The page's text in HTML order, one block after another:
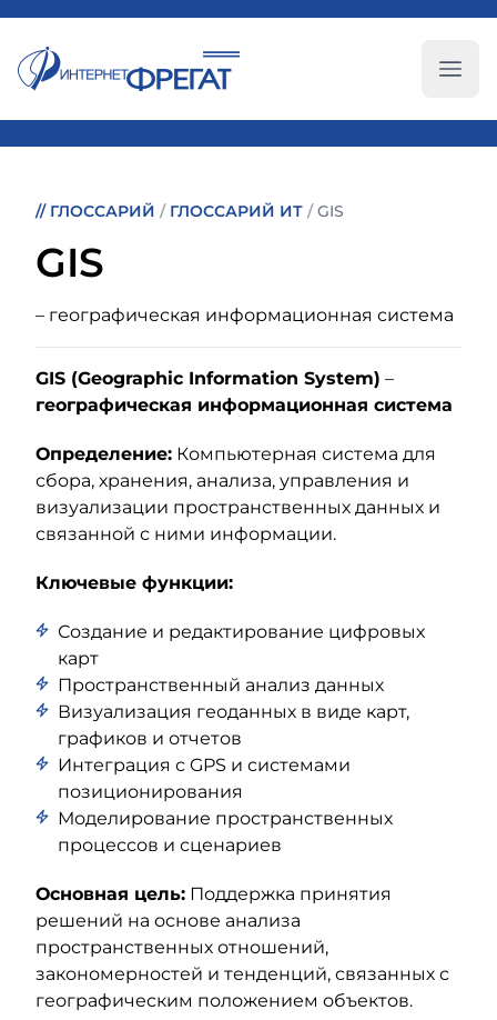
// ГЛОССАРИЙ / ГЛОССАРИЙ ИТ / GIS
GIS
– географическая информационная система
GIS (Geographic Information System) –
географическая информационная система
Определение: Компьютерная система для
сбора, хранения, анализа, управления и
визуализации пространственных данных и
связанной с ними информации.
Ключевые функции:
Создание и редактирование цифровых
карт
Пространственный анализ данных
Визуализация геоданных в виде карт,
графиков и отчетов
Интеграция с GPS и системами
позиционирования
Моделирование пространственных
процессов и сценариев
Основная цель: Поддержка принятия
решений на основе анализа
пространственных отношений,
закономерностей и тенденций, связанных с
географическим положением объектов.